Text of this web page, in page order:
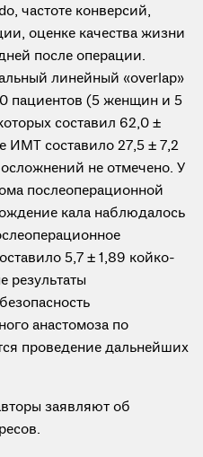
частоте конверсий,
оценке качества жизни
после операции.
линейный «overlap»
пациентов (5 женщин и 5
составил 62,0 ±
ИМТ составило 27,5 ± 7,2
не отмечено. У
послеоперационной
кала наблюдалось
5,7 ± 1,89 койко-
анастомоза по
проведение дальнейших
заявляют об